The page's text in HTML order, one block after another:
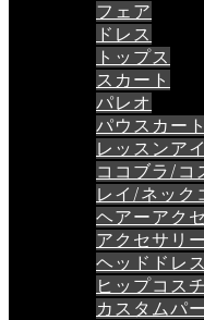
フェア
ドレス
トップス
スカート
パレオ
パウスカート
レッスンア
ココブラ/コ
レイ/ネック
ヘアーアク
アクセサリー
ヘッドドレス
ヒップコス
カスタムパ